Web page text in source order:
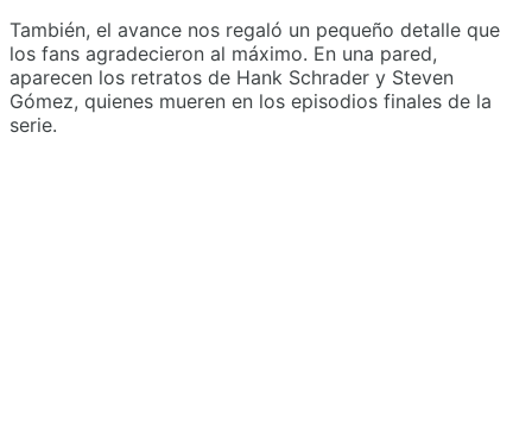
También, el avance nos regaló un pequeño detalle que
los fans agradecieron al máximo. En una pared,
aparecen los retratos de Hank Schrader y Steven
Gómez, quienes mueren en los episodios finales de la
serie.